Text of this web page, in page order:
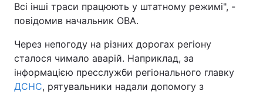
Всі інші траси працюють у штатному режимі", -
повідомив начальник ОВА.
Через непогоду на різних дорогах регіону
сталося чимало аварій. Наприклад, за
інформацією пресслужби регіонального главку
ДСНС, рятувальники надали допомогу з